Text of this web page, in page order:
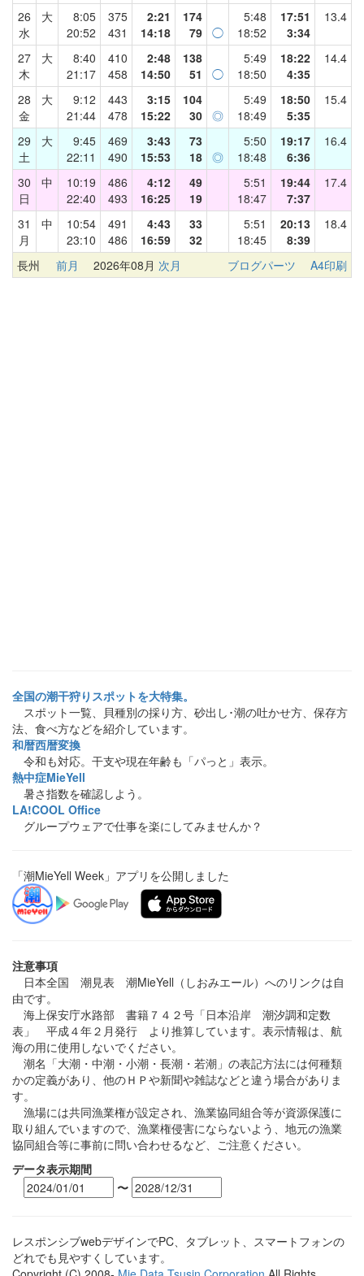
26
水
大
8:05
20:52
375
431
2:21
14:18
174
79 ◯
5:48
18:52
17:51
3:34
13.4
27
木
大
8:40
21:17
410
458
2:48
14:50
138
51
◯
5:49
18:50
18:22
4:35
14.4
28
金
大
9:12
21:44
443
478
3:15
15:22
104
30 ◎
5:49
18:49
18:50
5:35
15.4
29
土
大
9:45
22:11
469
490
3:43
15:53
73
18 ◎
5:50
18:48
19:17
6:36
16.4
30
日
中
10:19
22:40
486
493
4:12
16:25
49
19
5:51
18:47
19:44
7:37
17.4
31
月
中
10:54
23:10
491
486
4:43
16:59
33
32
5:51
18:45
20:13
8:39
18.4
長州 前月 2026年08月 次月 ブログパーツ A4印刷
全国の潮干狩りスポットを大特集。
スポット一覧、貝種別の採り方、砂出し･潮の吐かせ方、保存方
法、食べ方などを紹介しています。
和暦西暦変換
令和も対応。干支や現在年齢も「パっと」表示。
熱中症MieYell
暑さ指数を確認しよう。
LA!COOL Office
グループウェアで仕事を楽にしてみませんか？
「潮MieYell Week」アプリを公開しました
注意事項
日本全国 潮見表 潮MieYell（しおみエール）へのリンクは自
由です。
海上保安庁水路部 書籍７４２号「日本沿岸 潮汐調和定数
表」 平成４年２月発行 より推算しています。表示情報は、航
海の用に使用しないでください。
潮名「大潮・中潮・小潮・長潮・若潮」の表記方法には何種類
かの定義があり、他のＨＰや新聞や雑誌などと違う場合がありま
す。
漁場には共同漁業権が設定され、漁業協同組合等が資源保護に
取り組んでいますので、漁業権侵害にならないよう、地元の漁業
協同組合等に事前に問い合わせるなど、ご注意ください。
データ表示期間
〜
レスポンシブwebデザインでPC、タブレット、スマートフォンの
どれでも見やすくしています。